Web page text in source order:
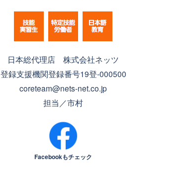
日本総代理店 株式会社ネッツ
登録支援機関登録番号19登-000500
coreteam@nets-net.co.jp
担当／市村
Facebookもチェック